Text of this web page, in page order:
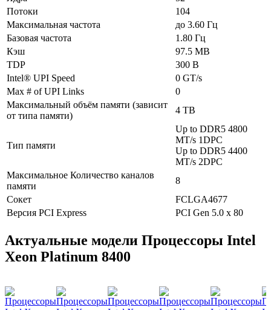
Потоки
104
Максимальная частота
до 3.60 Гц
Базовая частота
1.80 Гц
Кэш
97.5 MB
TDP
300 В
Intel® UPI Speed
0 GT/s
Max # of UPI Links
0
Максимальный объём памяти (зависит
от типа памяти)
4 TB
Тип памяти
Up to DDR5 4800
MT/s 1DPC
Up to DDR5 4400
MT/s 2DPC
Максимальное Количество каналов
памяти
8
Сокет
FCLGA4677
Версия PCI Express
PCI Gen 5.0 x 80
Актуальные модели Процессоры Intel
Xeon Platinum 8400